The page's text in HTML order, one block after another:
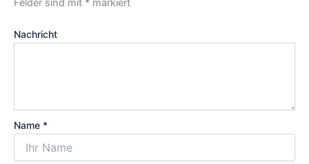
Felder sind mit * markiert
Nachricht
Name *